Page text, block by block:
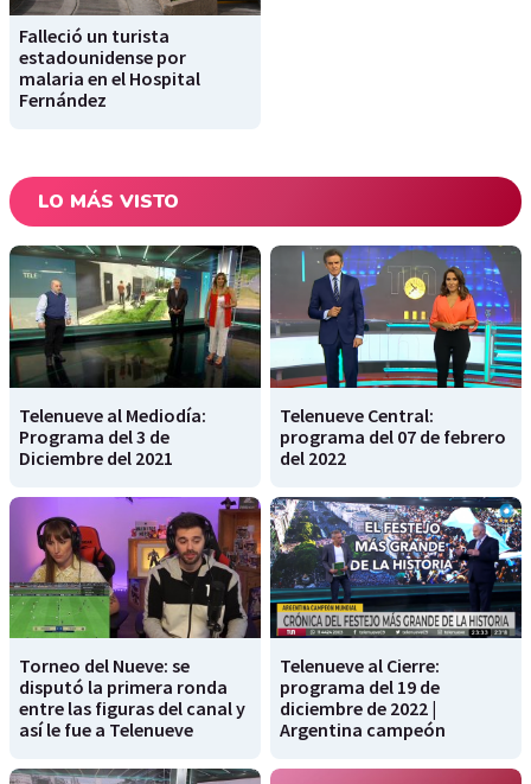
Falleció un turista
estadounidense por
malaria en el Hospital
Fernández
LO MÁS VISTO
Telenueve al Mediodía:
Programa del 3 de
Diciembre del 2021
Telenueve Central:
programa del 07 de febrero
del 2022
Torneo del Nueve: se
disputó la primera ronda
entre las figuras del canal y
así le fue a Telenueve
Telenueve al Cierre:
programa del 19 de
diciembre de 2022 |
Argentina campeón